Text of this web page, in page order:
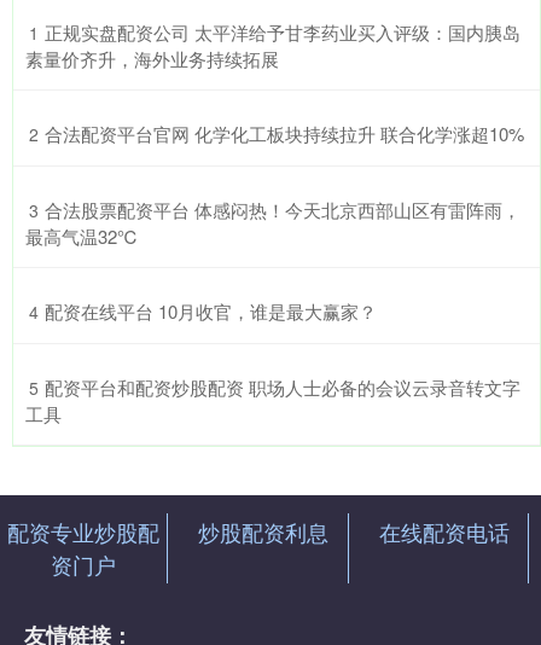
1 ​正规实盘配资公司 太平洋给予甘李药业买入评级：国内胰岛
素量价齐升，海外业务持续拓展
2 ​合法配资平台官网 化学化工板块持续拉升 联合化学涨超10%
3 ​合法股票配资平台 体感闷热！今天北京西部山区有雷阵雨，
最高气温32℃
4 ​配资在线平台 10月收官，谁是最大赢家？
5 ​配资平台和配资炒股配资 职场人士必备的会议云录音转文字
工具
配资专业炒股配
资门户
炒股配资利息 在线配资电话
友情链接：